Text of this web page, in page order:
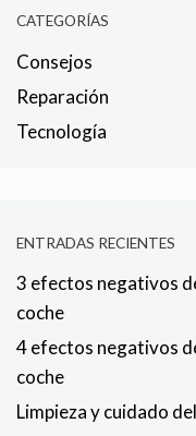
CATEGORÍAS
Consejos
Reparación
Tecnología
ENTRADAS RECIENTES
3 efectos negativos
coche
4 efectos negativos
coche
Limpieza y cuidado